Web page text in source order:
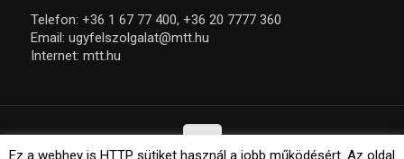
Telefon: +36 1 67 77 400, +36 20 7777 360
Email: ugyfelszolgalat@mtt.hu
Internet: mtt.hu
Ez a webhey is HTTP sütiket használ a jobb működésért. Az oldal